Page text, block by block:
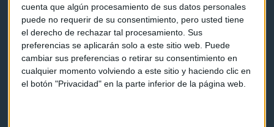
cuenta que algún procesamiento de sus datos personales
puede no requerir de su consentimiento, pero usted tiene
el derecho de rechazar tal procesamiento. Sus
preferencias se aplicarán solo a este sitio web. Puede
cambiar sus preferencias o retirar su consentimiento en
cualquier momento volviendo a este sitio y haciendo clic en
el botón "Privacidad" en la parte inferior de la página web.
Contacto & Legal
Contacto
Cómo escucharnos